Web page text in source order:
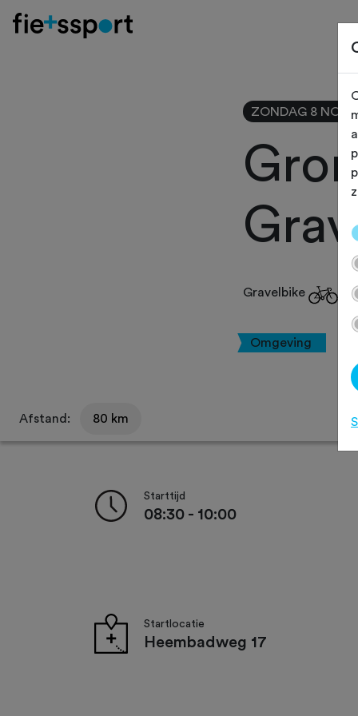
ZONDAG 8 NOV
Gravelbike
Omgeving
Afstand: 80 km
Starttijd
08:30 - 10:00
Startlocatie
Heembadweg 17